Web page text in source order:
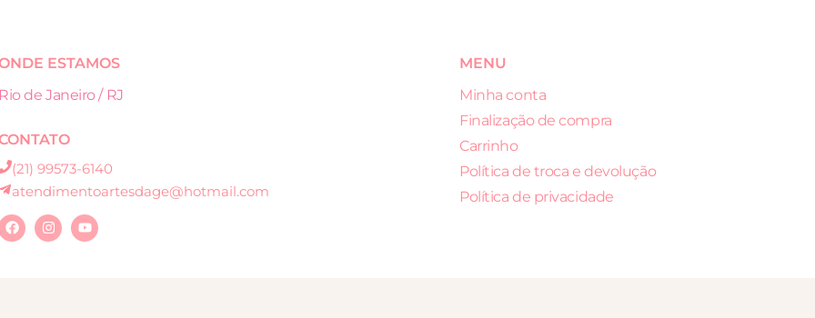
ESTAMOS
Rio de Janeiro / RJ
(21) 99573-6140
atendimentoartesdage@hotmail.com
MENU
Minha conta
Finalização de compra
Carrinho
Política de troca e devolução
Política de privacidade